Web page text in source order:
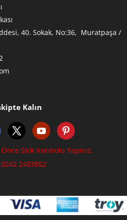
40. Sokak, No:36, Muratpaşa /
Kalın
Stok Kontrolu Yapınız.
2483852